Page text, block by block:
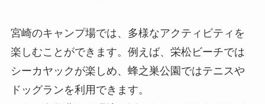
宮崎のキャンプ場では、多様なアクティビティを
楽しむことができます。例えば、栄松ビーチでは
シーカヤックが楽しめ、蜂之巣公園ではテニスや
ドッグランを利用できます。